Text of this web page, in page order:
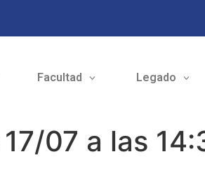
Facultad Legado
07 a las